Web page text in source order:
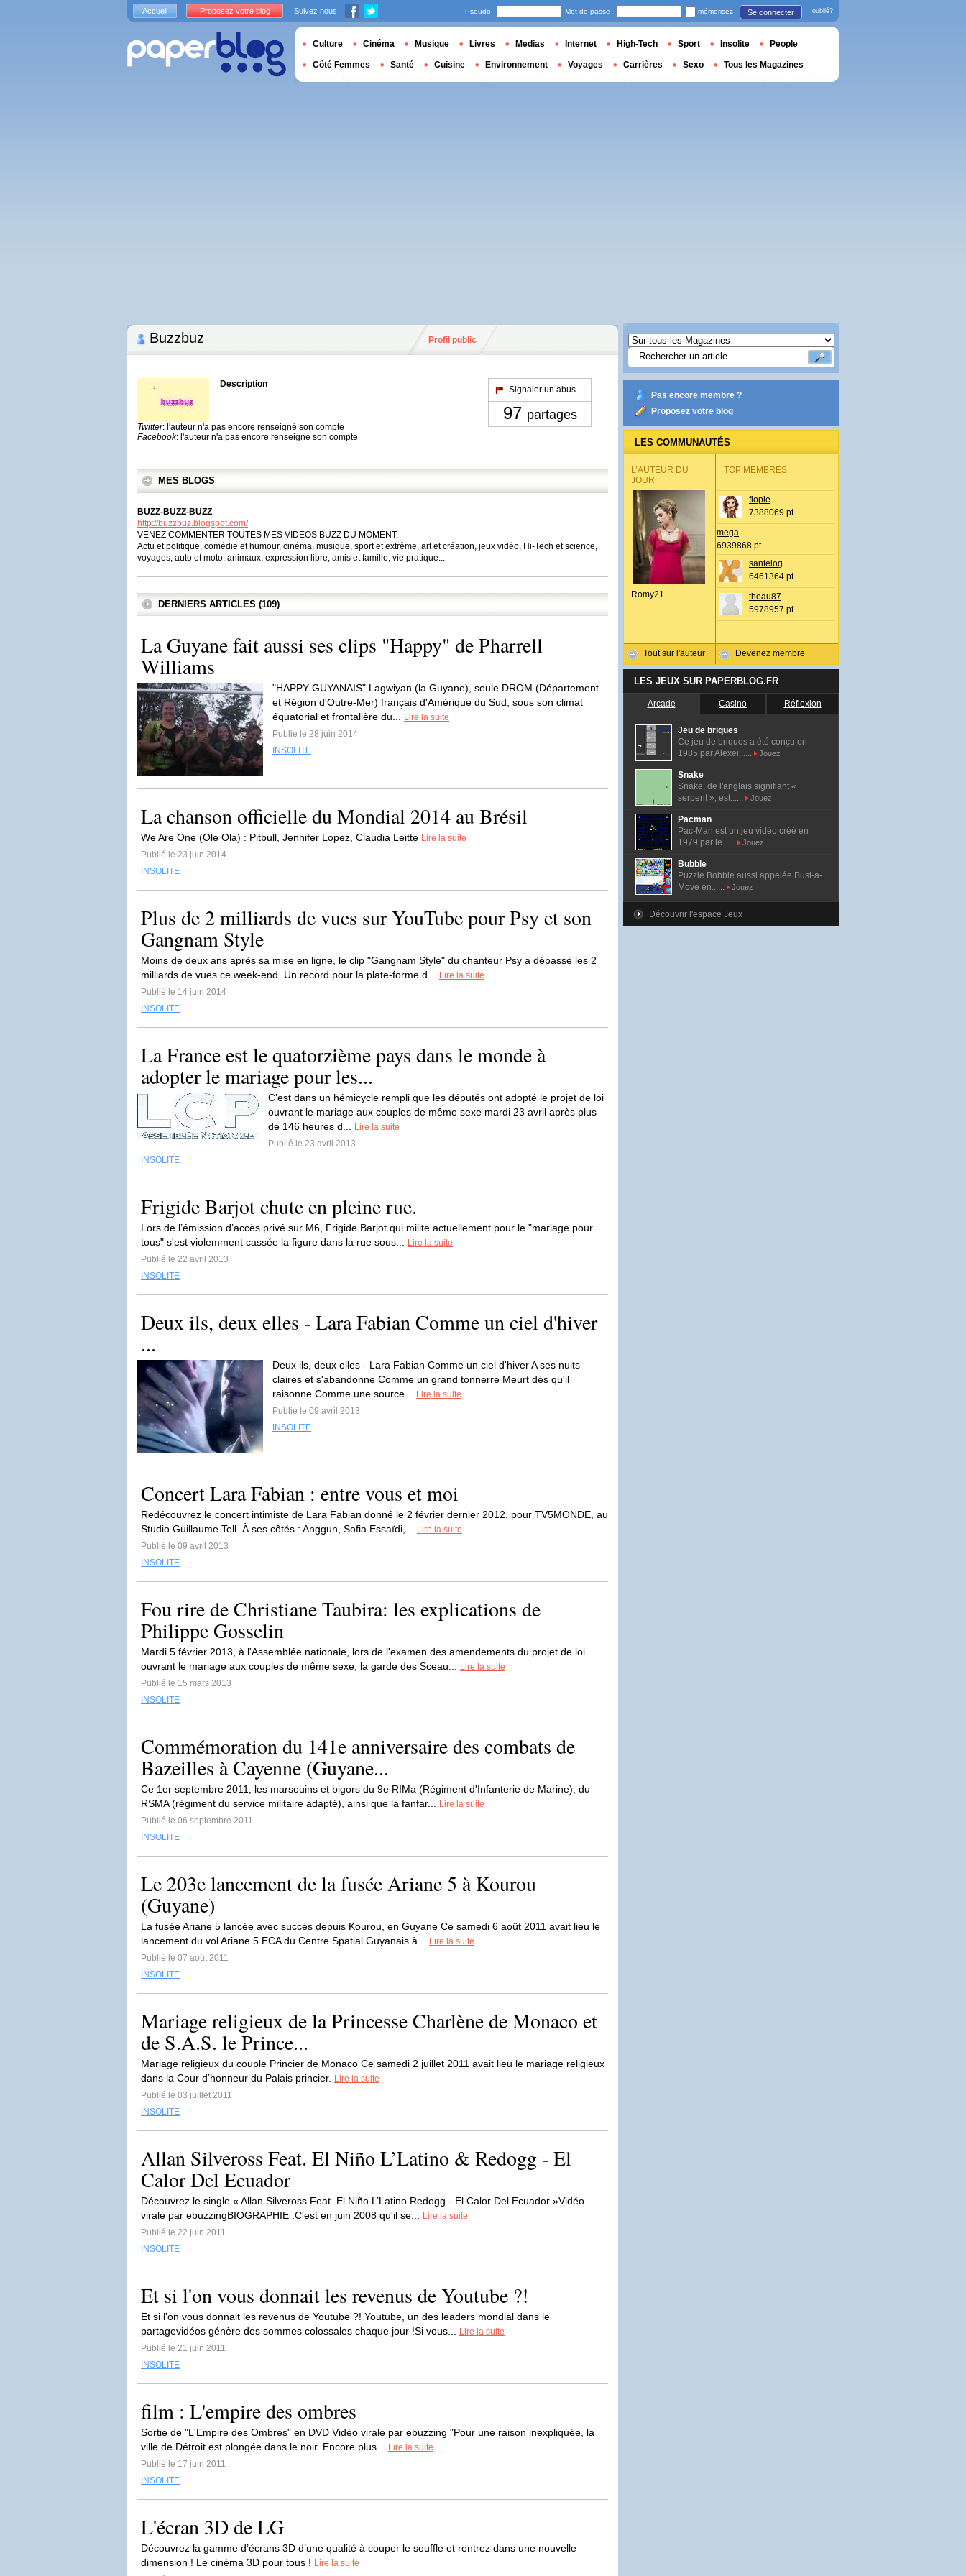
Buzzbuz Profil public
Description
Twitter: l'auteur n'a pas encore renseigné son compte
Facebook: l'auteur n'a pas encore renseigné son compte
Signaler un abus
97 partages
MES BLOGS
BUZZ-BUZZ-BUZZ
http://buzzbuz.blogspot.com/
VENEZ COMMENTER TOUTES MES VIDEOS BUZZ DU MOMENT.
Actu et politique, comédie et humour, cinéma, musique, sport et extrême, art et création, jeux vidéo, Hi-Tech et science,
voyages, auto et moto, animaux, expression libre, amis et famille, vie pratique...
DERNIERS ARTICLES (109)
La Guyane fait aussi ses clips "Happy" de Pharrell
Williams
"HAPPY GUYANAIS" Lagwiyan (la Guyane), seule DROM (Département
et Région d'Outre-Mer) français d'Amérique du Sud, sous son climat
équatorial et frontalière du...
Lire la suite
Publié le 28 juin 2014
INSOLITE
La chanson officielle du Mondial 2014 au Brésil
We Are One (Ole Ola) : Pitbull, Jennifer Lopez, Claudia Leitte Lire la suite
Publié le 23 juin 2014
INSOLITE
Plus de 2 milliards de vues sur YouTube pour Psy et son
Gangnam Style
Moins de deux ans après sa mise en ligne, le clip "Gangnam Style" du chanteur Psy a dépassé les 2
milliards de vues ce week-end. Un record pour la plate-forme d...
Lire la suite
Publié le 14 juin 2014
INSOLITE
La France est le quatorzième pays dans le monde à
adopter le mariage pour les...
C’est dans un hémicycle rempli que les députés ont adopté le projet de loi
ouvrant le mariage aux couples de même sexe mardi 23 avril après plus
de 146 heures d...
Lire la suite
Publié le 23 avril 2013
INSOLITE
Frigide Barjot chute en pleine rue.
Lors de l’émission d’accès privé sur M6, Frigide Barjot qui milite actuellement pour le "mariage pour
tous" s'est violemment cassée la figure dans la rue sous...
Lire la suite
Publié le 22 avril 2013
INSOLITE
Deux ils, deux elles - Lara Fabian Comme un ciel d'hiver
...
Deux ils, deux elles - Lara Fabian Comme un ciel d'hiver A ses nuits
claires et s'abandonne Comme un grand tonnerre Meurt dès qu'il
raisonne Comme une source...
Lire la suite
Publié le 09 avril 2013
INSOLITE
Concert Lara Fabian : entre vous et moi
Redécouvrez le concert intimiste de Lara Fabian donné le 2 février dernier 2012, pour TV5MONDE, au
Studio Guillaume Tell. À ses côtés : Anggun, Sofia Essaïdi,...
Lire la suite
Publié le 09 avril 2013
INSOLITE
Fou rire de Christiane Taubira: les explications de
Philippe Gosselin
Mardi 5 février 2013, à l'Assemblée nationale, lors de l'examen des amendements du projet de loi
ouvrant le mariage aux couples de même sexe, la garde des Sceau...
Lire la suite
Publié le 15 mars 2013
INSOLITE
Commémoration du 141e anniversaire des combats de
Bazeilles à Cayenne (Guyane...
Ce 1er septembre 2011, les marsouins et bigors du 9e RIMa (Régiment d'Infanterie de Marine), du
RSMA (régiment du service militaire adapté), ainsi que la fanfar...
Lire la suite
Publié le 06 septembre 2011
INSOLITE
Le 203e lancement de la fusée Ariane 5 à Kourou
(Guyane)
La fusée Ariane 5 lancée avec succès depuis Kourou, en Guyane Ce samedi 6 août 2011 avait lieu le
lancement du vol Ariane 5 ECA du Centre Spatial Guyanais à...
Lire la suite
Publié le 07 août 2011
INSOLITE
Mariage religieux de la Princesse Charlène de Monaco et
de S.A.S. le Prince...
Mariage religieux du couple Princier de Monaco Ce samedi 2 juillet 2011 avait lieu le mariage religieux
dans la Cour d’honneur du Palais princier.
Lire la suite
Publié le 03 juillet 2011
INSOLITE
Allan Silveross Feat. El Niño L’Latino & Redogg - El
Calor Del Ecuador
Découvrez le single « Allan Silveross Feat. El Niño L’Latino Redogg - El Calor Del Ecuador »Vidéo
virale par ebuzzingBIOGRAPHIE :C'est en juin 2008 qu'il se...
Lire la suite
Publié le 22 juin 2011
INSOLITE
Et si l'on vous donnait les revenus de Youtube ?!‏ Youtube, un des leaders mondial dans le
partagevidéos génère des sommes colossales chaque jour !Si vous...
Lire la suite
Publié le 21 juin 2011
INSOLITE
film : L'empire des ombres
Sortie de "L'Empire des Ombres" en DVD Vidéo virale par ebuzzing "Pour une raison inexpliquée, la
ville de Détroit est plongée dans le noir. Encore plus...
Lire la suite
Publié le 17 juin 2011
INSOLITE
L'écran 3D de LG
Découvrez la gamme d’écrans 3D d’une qualité à couper le souffle et rentrez dans une nouvelle
dimension ! Le cinéma 3D pour tous ! Lire la suite
Pas encore membre ?
Proposez votre blog
LES COMMUNAUTÉS
L’AUTEUR DU
JOUR
Romy21
Tout sur l'auteur
TOP MEMBRES
flopie
7388069 pt
mega
6939868 pt
santelog
6461364 pt
theau87
5978957 pt
Devenez membre
LES JEUX SUR PAPERBLOG.FR
Arcade Casino Réflexion
Jeu de briques
Ce jeu de briques a été conçu en
1985 par Alexei......
Jouez
Snake
Snake, de l'anglais signifiant «
serpent », est......
Jouez
Pacman
Pac-Man est un jeu vidéo créé en
1979 par le......
Jouez
Bubble
Puzzle Bobble aussi appelée Bust-a-
Move en......
Jouez
Découvrir l'espace Jeux
Accueil Proposez votre blog Suivez nous Pseudo Mot de passe mémorisez Se connecter oublié?
Culture Cinéma Musique Livres Medias Internet High-Tech Sport Insolite People
Côté Femmes Santé Cuisine Environnement Voyages Carrières Sexo Tous les Magazines